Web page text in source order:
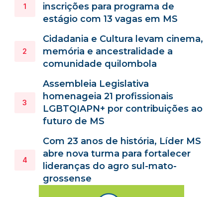
inscrições para programa de
estágio com 13 vagas em MS
Cidadania e Cultura levam cinema,
memória e ancestralidade a
comunidade quilombola
Assembleia Legislativa
homenageia 21 profissionais
LGBTQIAPN+ por contribuições ao
futuro de MS
Com 23 anos de história, Líder MS
abre nova turma para fortalecer
lideranças do agro sul-mato-
grossense